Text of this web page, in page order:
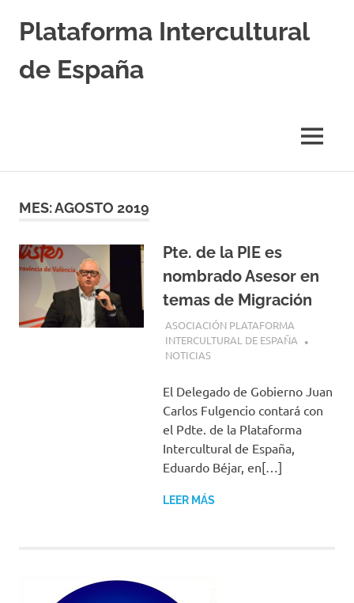
Plataforma Intercultural
de España
MENÚ
MES:AGOSTO 2019
Pte. de la PIE es
nombrado Asesor en
temas de Migración
6 AGOSTO, 2019
ASOCIACIÓN PLATAFORMA
INTERCULTURAL DE ESPAÑA
NOTICIAS
El Delegado de Gobierno Juan
Carlos Fulgencio contará con
el Pdte. de la Plataforma
Intercultural de España,
Eduardo Béjar, en[…]
LEER MÁS